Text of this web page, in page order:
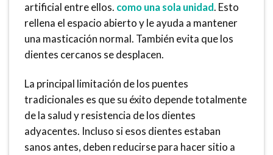
artificial entre ellos. como una sola unidad. Esto
rellena el espacio abierto y le ayuda a mantener
una masticación normal. También evita que los
dientes cercanos se desplacen.
La principal limitación de los puentes
tradicionales es que su éxito depende totalmente
de la salud y resistencia de los dientes
adyacentes. Incluso si esos dientes estaban
sanos antes, deben reducirse para hacer sitio a